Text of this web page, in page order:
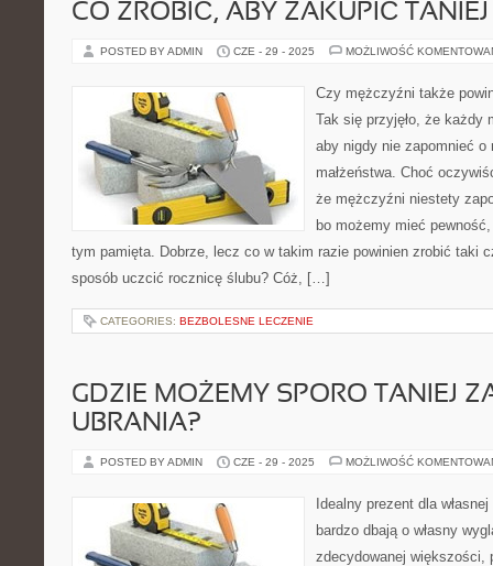
CO ZROBIĆ, ABY ZAKUPIĆ
POSTED BY ADMIN CZE - 29 - 2025 MOŻLIWOŚĆ
Czy mężczyźni także
Tak się przyjęło, że każdy
aby nigdy nie zapomnieć o
małżeństwa. Choć
że mężczyźni niestety
bo możemy mieć
tym pamięta. Dobrze, lecz co w takim razie powinien zrobić taki
sposób uczcić rocznicę ślubu? Cóż, […]
CATEGORIES: BEZBOLESNE LECZENIE
GDZIE MOŻEMY SPORO TANIEJ
UBRANIA?
POSTED BY ADMIN CZE - 29 - 2025 MOŻLIWOŚĆ
Idealny prezent dla
bardzo dbają o własny
zdecydowanej większości,